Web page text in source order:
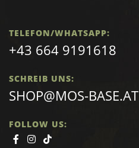
TELEFON/WHATSAPP:
+43 664 9191618
SCHREIB UNS:
SHOP@MOS-BASE.AT
FOLLOW US: